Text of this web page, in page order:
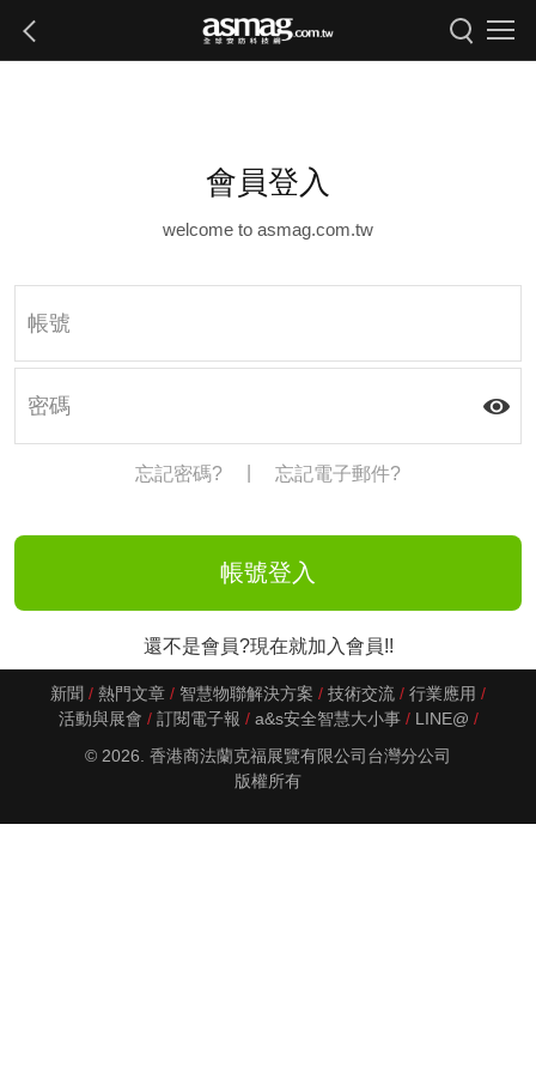
會員登入
welcome to asmag.com.tw
忘記密碼? 忘記電子郵件?
還不是會員?現在就加入會員!!
新聞 熱門文章 智慧物聯解決方案 技術交流
行業應用
活動與展會
訂閱電子報 a&s安全智慧大小事
LINE@
© 2026. 香港商法蘭克福展覽有限公司台灣分公司
版權所有